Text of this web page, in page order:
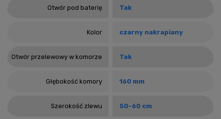
Otwór pod baterię Tak
Kolor czarny nakrapiany
Otwór przelewowy w komorze Tak
Głębokość komory 160 mm
Szerokość zlewu 50-60 cm